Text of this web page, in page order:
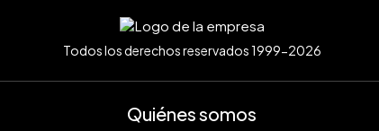
Todos los derechos reservados 1999-2026
Quiénes somos